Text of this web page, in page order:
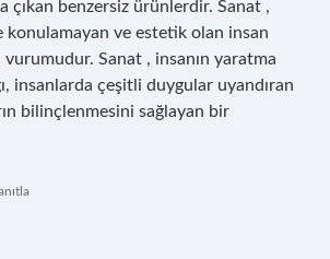
çıkan benzersiz ürünlerdir. Sanat ,
konulamayan ve estetik olan insan
vurumudur. Sanat , insanın yaratma
insanlarda çeşitli duygular uyandıran
bilinçlenmesini sağlayan bir